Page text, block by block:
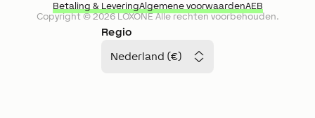
Regio
Nederland (€)
Copyright ©2026LOXONEAlle rechten voorbehouden.
Betaling & LeveringAlgemene voorwaardenAEB